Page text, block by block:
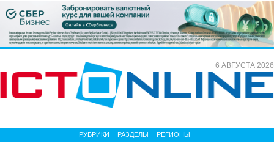
6 АВГУСТА 2026
РУБРИКИ РАЗДЕЛЫ РЕГИОНЫ